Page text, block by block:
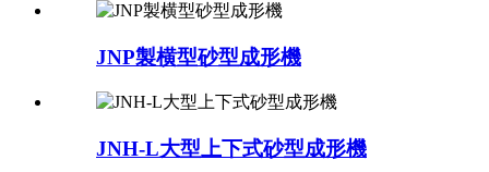
JNP製横型砂型成形機
JNH-L大型上下式砂型成形機